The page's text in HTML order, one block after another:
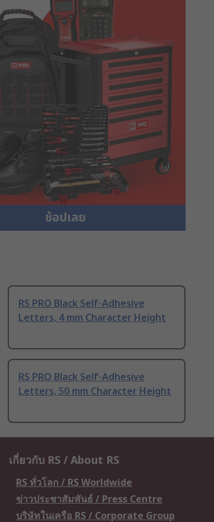
RS PRO Black Self-Adhesive
Letters, 4 mm Character Height
RS PRO Black Self-Adhesive
Letters, 50 mm Character Height
เกี่ยวกับ RS / About RS
RS ทั่วโลก / RS Worldwide
ข่าวประชาสัมพันธ์ / Press Centre
บริษัทในเครือ RS / Corporate Group